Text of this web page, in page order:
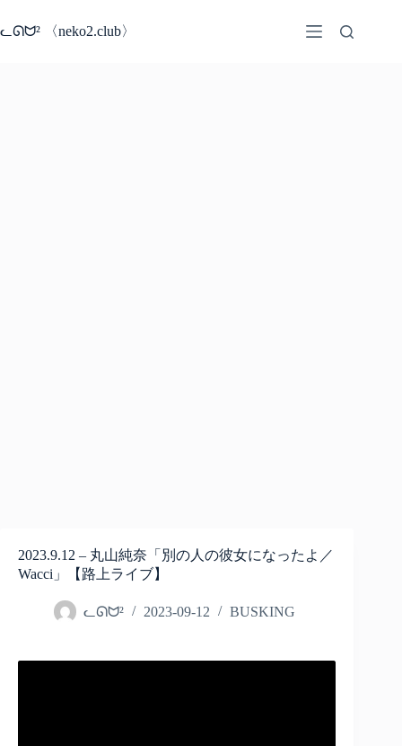
ン
ᓚᘏᗢ² 〈neko2.club〉
2023.9.12 – 丸山純奈「別の人の彼女になったよ／
Wacci」【路上ライブ】
ᓚᘏᗢ² 2023-09-12 BUSKING